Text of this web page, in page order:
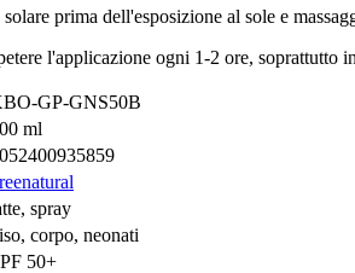
prima dell'esposizione al sole e
l'applicazione ogni 1-2 ore, soprattutto
GP-GNS50B
ml
spray
corpo, neonati
50+